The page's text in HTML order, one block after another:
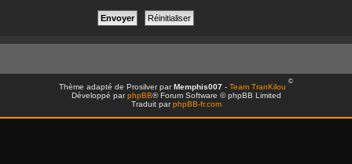
Thème adapté de Prosilver parMemphis007 - Team TranKilou
©
Développé parphpBB® Forum Software © phpBB Limited
Traduit parphpBB-fr.com